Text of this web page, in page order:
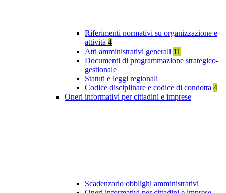
Riferimenti normativi su organizzazione e
attività 4
Atti amministrativi generali 11
Documenti di programmazione strategico-
gestionale
Statuti e leggi regionali
Codice disciplinare e codice di condotta 4
Oneri informativi per cittadini e imprese
Scadenzario obblighi amministrativi